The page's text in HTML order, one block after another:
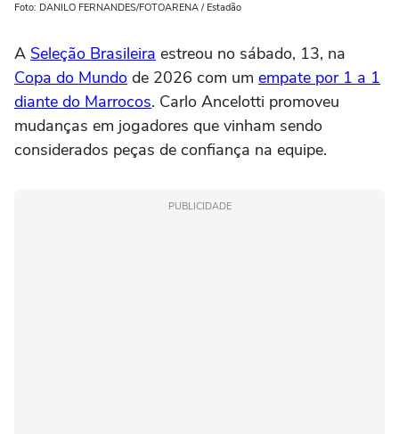
Foto: DANILO FERNANDES/FOTOARENA / Estadão
A Seleção Brasileira estreou no sábado, 13, na
Copa do Mundo de 2026 com um empate por 1 a 1
diante do Marrocos. Carlo Ancelotti promoveu
mudanças em jogadores que vinham sendo
considerados peças de confiança na equipe.
PUBLICIDADE